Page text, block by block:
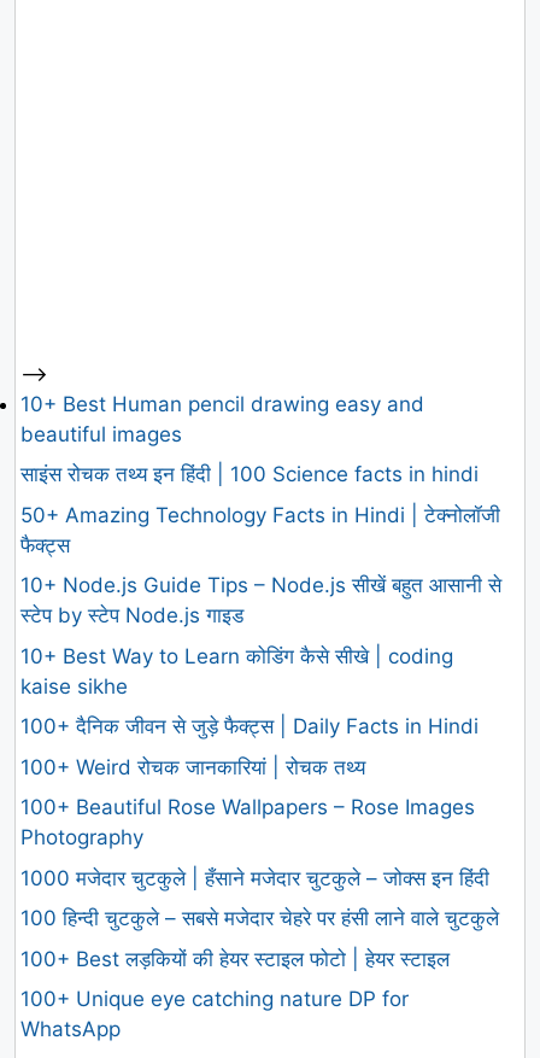
-->
10+ Best Human pencil drawing easy and
beautiful images
साइंस रोचक तथ्य इन हिंदी | 100 Science facts in hindi
50+ Amazing Technology Facts in Hindi | टेक्नोलॉजी
फैक्ट्स
10+ Node.js Guide Tips – Node.js सीखें बहुत आसानी से
स्टेप by स्टेप Node.js गाइड
10+ Best Way to Learn कोडिंग कैसे सीखे | coding
kaise sikhe
100+ दैनिक जीवन से जुड़े फैक्ट्स | Daily Facts in Hindi
100+ Weird रोचक जानकारियां | रोचक तथ्य
100+ Beautiful Rose Wallpapers – Rose Images
Photography
1000 मजेदार चुटकुले | हँसाने मजेदार चुटकुले – जोक्स इन हिंदी
100 हिन्दी चुटकुले – सबसे मजेदार चेहरे पर हंसी लाने वाले चुटकुले
100+ Best लड़कियों की हेयर स्टाइल फोटो | हेयर स्टाइल
100+ Unique eye catching nature DP for
WhatsApp